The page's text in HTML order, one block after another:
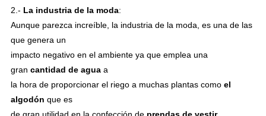
2.- La industria de la moda:
Aunque parezca increíble, la industria de la moda, es una de las
que genera un
impacto negativo en el ambiente ya que emplea una
gran cantidad de aguaa
la hora de proporcionar el riego a muchas plantas como el
algodón que es